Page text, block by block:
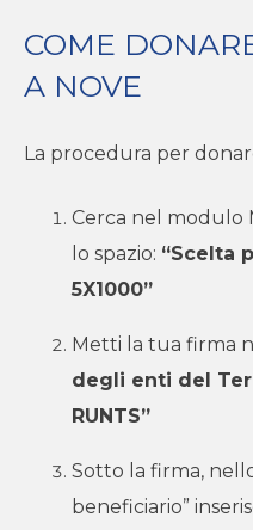
COME
A NOVE
La procedura per
Cerca nel modulo
lo spazio: “Scelta
5X1000”
Metti la tua firma
degli enti del
RUNTS”
Sotto la firma,
beneficiario”